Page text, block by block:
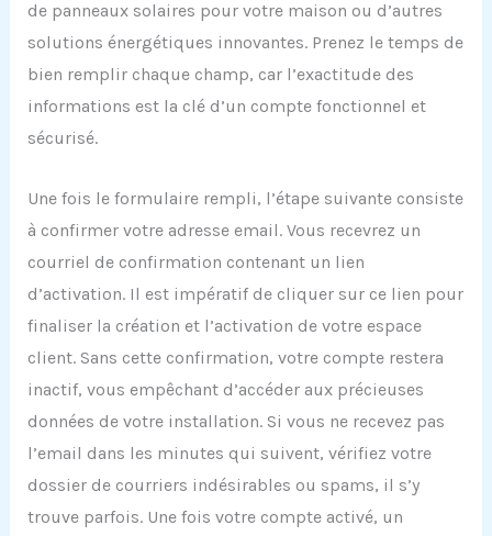
de panneaux solaires pour votre maison ou d’autres
solutions énergétiques innovantes. Prenez le temps de
bien remplir chaque champ, car l’exactitude des
informations est la clé d’un compte fonctionnel et
sécurisé.
Une fois le formulaire rempli, l’étape suivante consiste
à confirmer votre adresse email. Vous recevrez un
courriel de confirmation contenant un lien
d’activation. Il est impératif de cliquer sur ce lien pour
finaliser la création et l’activation de votre espace
client. Sans cette confirmation, votre compte restera
inactif, vous empêchant d’accéder aux précieuses
données de votre installation. Si vous ne recevez pas
l’email dans les minutes qui suivent, vérifiez votre
dossier de courriers indésirables ou spams, il s’y
trouve parfois. Une fois votre compte activé, un